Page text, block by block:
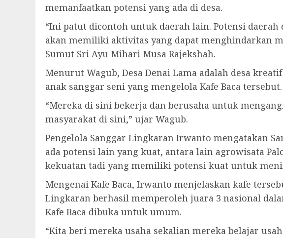
memanfaatkan potensi yang ada di desa.
“Ini patut dicontoh untuk daerah lain. Potensi
akan memiliki aktivitas yang dapat menghindarkan
Sumut Sri Ayu Mihari Musa Rajekshah.
Menurut Wagub, Desa Denai Lama adalah desa
anak sanggar seni yang mengelola Kafe Baca tersebut.
“Mereka di sini bekerja dan berusaha untuk
masyarakat di sini,” ujar Wagub.
Pengelola Sanggar Lingkaran Irwanto mengatakan
ada potensi lain yang kuat, antara lain agrowisata
kekuatan tadi yang memiliki potensi kuat untuk
Mengenai Kafe Baca, Irwanto menjelaskan kafe
Lingkaran berhasil memperoleh juara 3 nasional
Kafe Baca dibuka untuk umum.
“Kita beri mereka usaha sekalian mereka belajar